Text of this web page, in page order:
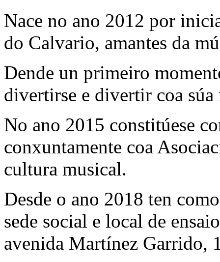
Nace no ano 2012 por
do Calvario, amantes da
Dende un primeiro
divertirse e divertir coa súa
No ano 2015 constitúese
conxuntamente coa
cultura musical.
Desde o ano 2018 ten
sede social e local de
avenida Martínez Garrido,